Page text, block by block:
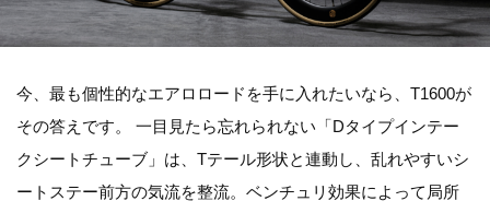
今、最も個性的なエアロロードを手に入れたいなら、T1600が
その答えです。 一目見たら忘れられない「Dタイプインテー
クシートチューブ」は、Tテール形状と連動し、乱れやすいシ
ートステー前方の気流を整流。ベンチュリ効果によって局所